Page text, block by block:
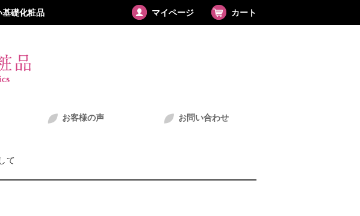
基礎化粧品 マイページ カート
お客様の声 お問い合わせ
て